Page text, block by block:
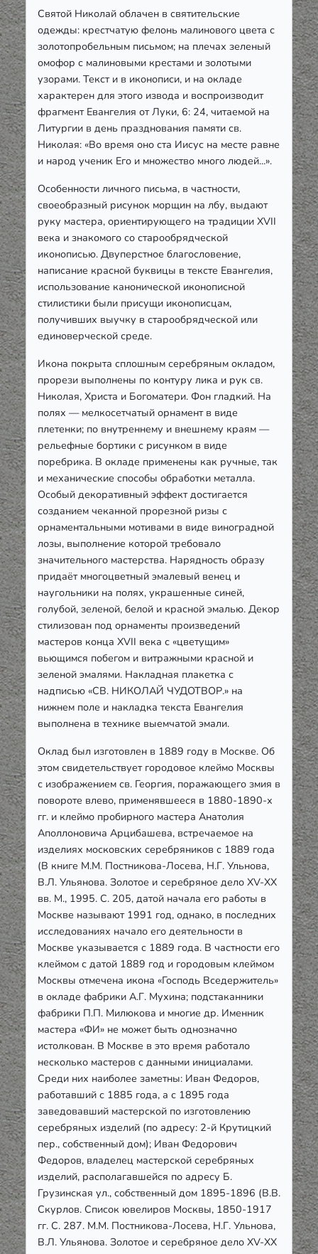
Святой Николай облачен в святительские
одежды: крестчатую фелонь малинового цвета с
золотопробельным письмом; на плечах зеленый
омофор с малиновыми крестами и золотыми
узорами. Текст и в иконописи, и на окладе
характерен для этого извода и воспроизводит
фрагмент Евангелия от Луки, 6: 24, читаемой на
Литургии в день празднования памяти св.
Николая: «Во время оно ста Иисус на месте равне
и народ ученик Его и множество много людей...».
Особенности личного письма, в частности,
своеобразный рисунок морщин на лбу, выдают
руку мастера, ориентирующего на традиции XVII
века и знакомого со старообрядческой
иконописью. Двуперстное благословение,
написание красной буквицы в тексте Евангелия,
использование канонической иконописной
стилистики были присущи иконописцам,
получивших выучку в старообрядческой или
единоверческой среде.
Икона покрыта сплошным серебряным окладом,
прорези выполнены по контуру лика и рук св.
Николая, Христа и Богоматери. Фон гладкий. На
полях — мелкосетчатый орнамент в виде
плетенки; по внутреннему и внешнему краям —
рельефные бортики с рисунком в виде
поребрика. В окладе применены как ручные, так
и механические способы обработки металла.
Особый декоративный эффект достигается
созданием чеканной прорезной ризы с
орнаментальными мотивами в виде виноградной
лозы, выполнение которой требовало
значительного мастерства. Нарядность образу
придаёт многоцветный эмалевый венец и
наугольники на полях, украшенные синей,
голубой, зеленой, белой и красной эмалью. Декор
стилизован под орнаменты произведений
мастеров конца XVII века с «цветущим»
вьющимся побегом и витражными красной и
зеленой эмалями. Накладная плакетка с
надписью «СВ. НИКОЛАЙ ЧУДОТВОР.» на
нижнем поле и накладка текста Евангелия
выполнена в технике выемчатой эмали.
Оклад был изготовлен в 1889 году в Москве. Об
этом свидетельствует городовое клеймо Москвы
с изображением св. Георгия, поражающего змия в
повороте влево, применявшееся в 1880-1890-х
гг. и клеймо пробирного мастера Анатолия
Аполлоновича Арцибашева, встречаемое на
изделиях московских серебряников с 1889 года
(В книге М.М. Постникова-Лосева, Н.Г. Ульнова,
В.Л. Ульянова. Золотое и серебряное дело XV-XX
вв. М., 1995. С. 205, датой начала его работы в
Москве называют 1991 год, однако, в последних
исследованиях начало его деятельности в
Москве указывается с 1889 года. В частности его
клеймом с датой 1889 год и городовым клеймом
Москвы отмечена икона «Господь Вседержитель»
в окладе фабрики А.Г. Мухина; подстаканники
фабрики П.П. Милюкова и многие др. Именник
мастера «ФИ» не может быть однозначно
истолкован. В Москве в это время работало
несколько мастеров с данными инициалами.
Среди них наиболее заметны: Иван Федоров,
работавший с 1885 года, а с 1895 года
заведовавший мастерской по изготовлению
серебряных изделий (по адресу: 2-й Крутицкий
пер., собственный дом); Иван Федорович
Федоров, владелец мастерской серебряных
изделий, располагавшейся по адресу Б.
Грузинская ул., собственный дом 1895-1896 (В.В.
Скурлов. Список ювелиров Москвы, 1850-1917
гг. С. 287. М.М. Постникова-Лосева, Н.Г. Ульнова,
В.Л. Ульянова. Золотое и серебряное дело XV-XX